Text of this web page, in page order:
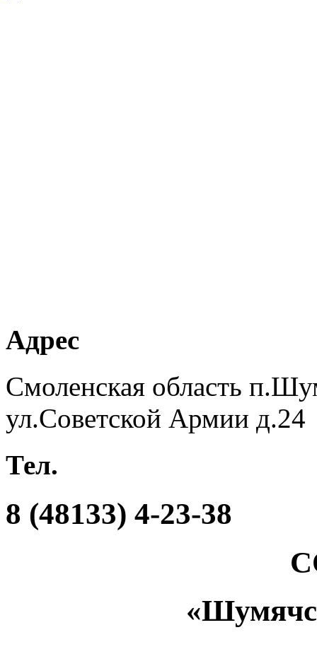
Адрес
Смоленская область
ул.Советской Армии д.24
Тел.
8 (48133) 4-23-38